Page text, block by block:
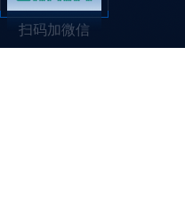
扫码加微信